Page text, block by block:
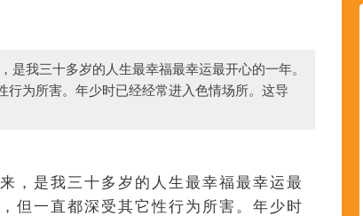
是我三十多岁的人生最幸福最幸运最开心的一年。
行为所害。年少时已经经常进入色情场所。这导
，是我三十多岁的人生最幸福最幸运最
但一直都深受其它性行为所害。年少时